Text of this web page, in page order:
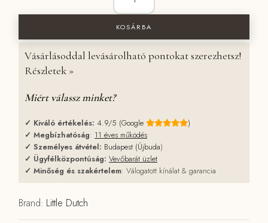
KOSÁRBA
Vásárlásoddal levásárolható pontokat szerezhetsz!
Részletek »
Miért válassz minket?
✓ Kiváló értékelés: 4.9/5 (Google
)
✓ Megbízhatóság: 11 éves működés
✓ Személyes átvétel: Budapest (Újbuda)
✓ Ügyfélközpontúság: Vevőbarát üzlet
✓ Minőség és szakértelem: Válogatott kínálat & garancia
Brand: Little Dutch